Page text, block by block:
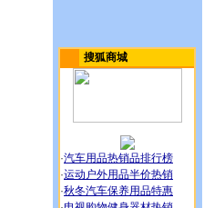
搜狐商城
·汽车用品热销品排行榜
·运动户外用品半价热销
·秋冬汽车保养用品特惠